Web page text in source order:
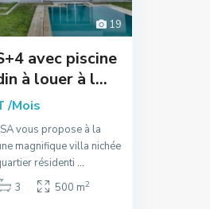
19
avec piscine
à louer à l...
/Mois
vous propose à la
magnifique villa nichée
résidenti ...
3 500 m2